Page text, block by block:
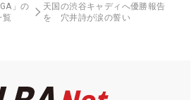
」の
覧
天国の渋谷キャディへ優勝報告
を 穴井詩が涙の誓い